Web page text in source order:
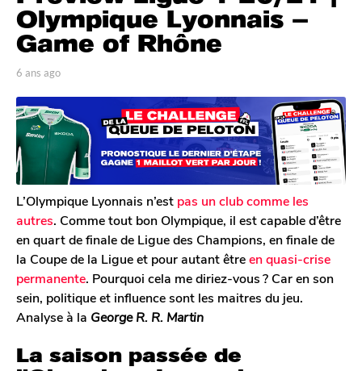
n
s
a
g
6
a
n
s
a
g
o
Olympique Lyonnais –
Game of Rhône
p
r
A
n
t
o
i
n
D
e
c
l
e
r
c
6 ans ago
s
a
L’Olympique Lyonnais n’est pas un club comme les
autres. Comme tout bon Olympique, il est capable d’être
en quart de finale de Ligue des Champions, en finale de
la Coupe de la Ligue et pour autant êtreen quasi-crise
permanente. Pourquoi cela me diriez-vous ? Car en son
sein, politique et influence sont les maitres du jeu.
Analyse à la George R. R. Martin
La saison passée de